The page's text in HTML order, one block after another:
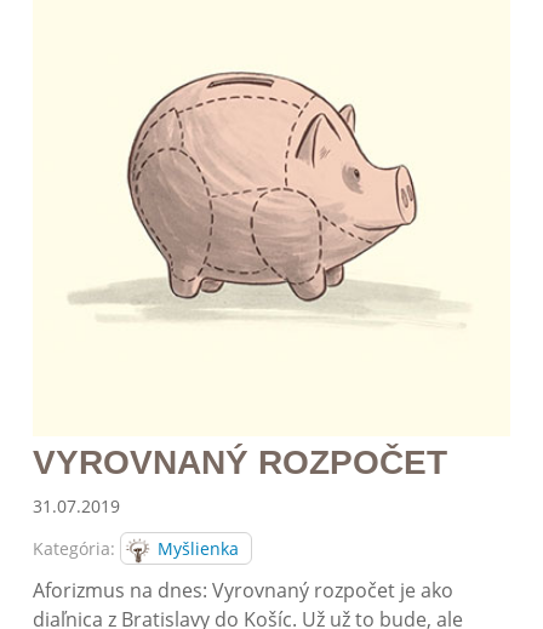
VYROVNANÝ ROZPOČET
31.07.2019
Kategória:
Myšlienka
Aforizmus na dnes: Vyrovnaný rozpočet je ako
diaľnica z Bratislavy do Košíc. Už už to bude, ale